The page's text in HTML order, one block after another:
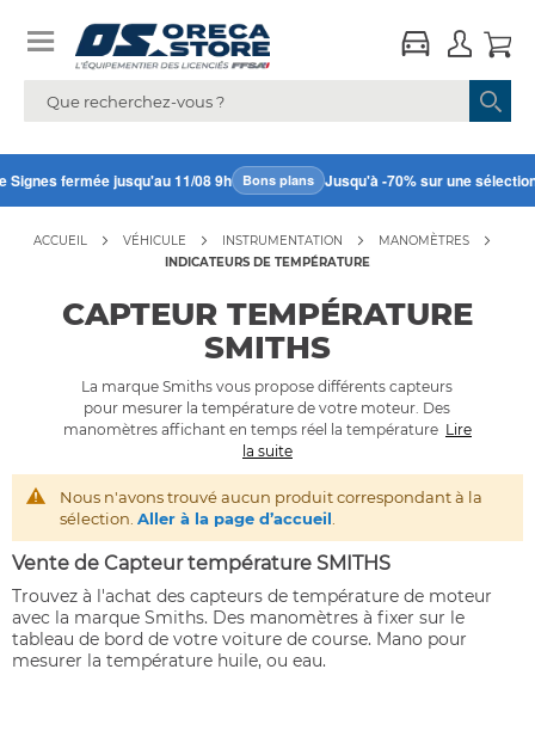
Signes fermée jusqu'au 11/08 9h Bons plans Jusqu'à -70% sur une
ACCUEIL VÉHICULE INSTRUMENTATION
MANOMÈTRES
INDICATEURS DE TEMPÉRATURE
CAPTEUR TEMPÉRATURE
SMITHS
La marque Smiths vous propose différents capteurs
pour mesurer la température de votre moteur. Des
manomètres affichant en temps réel la température Lire
la suite
Supprimer tout
Nous n'avons trouvé aucun produit correspondant à la
sélection. Aller à la page d’accueil
Vente de Capteur température SMITHS
Trouvez à l'achat des capteurs de température de moteur
avec la marque Smiths. Des manomètres à fixer sur le
tableau de bord de votre voiture de course. Mano pour
mesurer la température huile, ou eau.